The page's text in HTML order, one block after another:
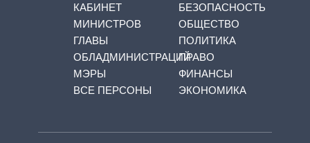
КАБИНЕТ
МИНИСТРОВ
ГЛАВЫ
ОБЛАДМИНИСТРАЦИЙ
МЭРЫ
ВСЕ ПЕРСОНЫ
БЕЗОПАСНОСТЬ
ОБЩЕСТВО
ПОЛИТИКА
ПРАВО
ФИНАНСЫ
ЭКОНОМИКА